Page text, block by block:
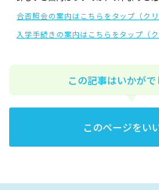
合否照会の案内はこちらをタップ（クリ
入学手続きの案内はこちらをタップ（ク
この記事はいかがで
このページをい